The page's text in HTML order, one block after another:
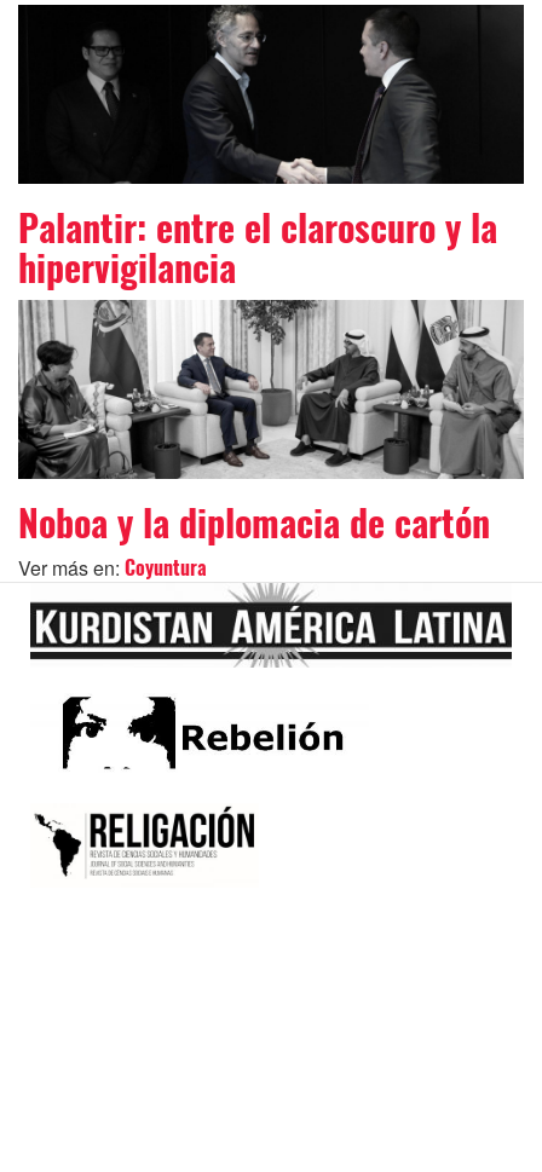
Palantir: entre el claroscuro y la
hipervigilancia
Noboa y la diplomacia de cartón
Ver más en: Coyuntura